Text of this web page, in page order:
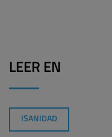
LEER EN
ISANIDAD